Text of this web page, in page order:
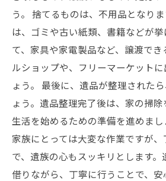
う。 捨てるものは、不用品となり
は、ゴミや古い紙類、書籍などが
て、家具や家電製品など、譲渡で
ルショップや、フリーマーケット
ょう。 最後に、遺品が整理された
ょう。遺品整理完了後は、家の掃
生活を始めるための準備を進めまし
家族にとっては大変な作業ですが
で、遺族の心もスッキリとします。
借りながら、丁寧に行うことで、